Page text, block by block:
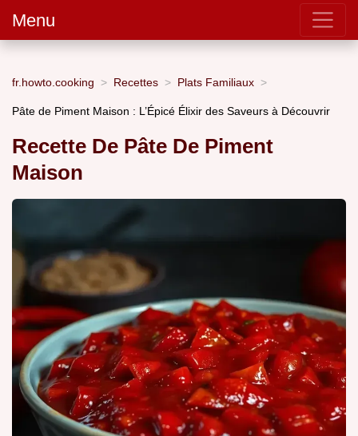
Menu
fr.howto.cooking Recettes Plats Familiaux
Pâte de Piment Maison : L’Épicé Élixir des Saveurs à Découvrir
Recette De Pâte De Piment
Maison